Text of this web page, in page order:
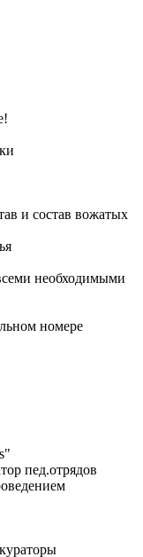
и состав вожатых
необходимыми
номере
пед.отрядов